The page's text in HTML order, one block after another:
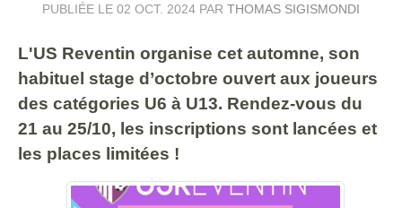
PUBLIÉE LE 02 OCT. 2024 PAR THOMAS SIGISMONDI
L'US Reventin organise cet automne, son
habituel stage d’octobre ouvert aux joueurs
des catégories U6 à U13. Rendez-vous du
21 au 25/10, les inscriptions sont lancées et
les places limitées !